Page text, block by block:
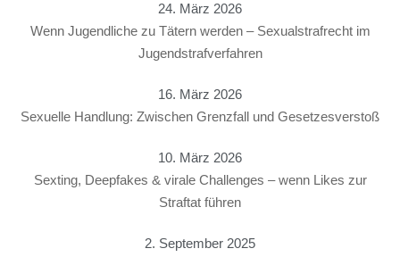
24. März 2026
Wenn Jugendliche zu Tätern werden – Sexualstrafrecht im
Jugendstrafverfahren
16. März 2026
Sexuelle Handlung: Zwischen Grenzfall und Gesetzesverstoß
10. März 2026
Sexting, Deepfakes & virale Challenges – wenn Likes zur
Straftat führen
2. September 2025